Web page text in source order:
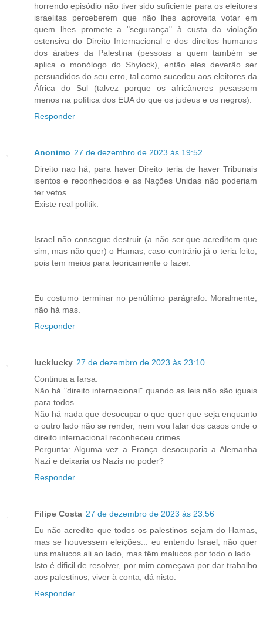
horrendo episódio não tiver sido suficiente para os eleitores
israelitas perceberem que não lhes aproveita votar em
quem lhes promete a "segurança" à custa da violação
ostensiva do Direito Internacional e dos direitos humanos
dos árabes da Palestina (pessoas a quem também se
aplica o monólogo do Shylock), então eles deverão ser
persuadidos do seu erro, tal como sucedeu aos eleitores da
África do Sul (talvez porque os africâneres pesassem
menos na política dos EUA do que os judeus e os negros).
Responder
Anonimo 27 de dezembro de 2023 às 19:52
Direito nao há, para haver Direito teria de haver Tribunais
isentos e reconhecidos e as Nações Unidas não poderiam
ter vetos.
Existe real politik.
Israel não consegue destruir (a não ser que acreditem que
sim, mas não quer) o Hamas, caso contrário já o teria feito,
pois tem meios para teoricamente o fazer.
Eu costumo terminar no penúltimo parágrafo. Moralmente,
não há mas.
Responder
lucklucky 27 de dezembro de 2023 às 23:10
Continua a farsa.
Não há "direito internacional" quando as leis não são iguais
para todos.
Não há nada que desocupar o que quer que seja enquanto
o outro lado não se render, nem vou falar dos casos onde o
direito internacional reconheceu crimes.
Pergunta: Alguma vez a França desocuparia a Alemanha
Nazi e deixaria os Nazis no poder?
Responder
Filipe Costa 27 de dezembro de 2023 às 23:56
Eu não acredito que todos os palestinos sejam do Hamas,
mas se houvessem eleições... eu entendo Israel, não quer
uns malucos ali ao lado, mas têm malucos por todo o lado.
Isto é dificil de resolver, por mim começava por dar trabalho
aos palestinos, viver à conta, dá nisto.
Responder